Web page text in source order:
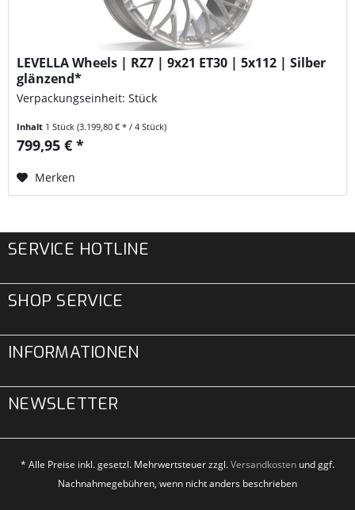
LEVELLA Wheels | RZ7 | 9x21 ET30 | 5x112 | Silber
glänzend*
Verpackungseinheit: Stück
Inhalt 1 Stück(3.199,80 € * / 4 Stück)
799,95 € *
Merken
SERVICE HOTLINE
SHOP SERVICE
INFORMATIONEN
NEWSLETTER
* Alle Preise inkl. gesetzl. Mehrwertsteuer zzgl.Versandkosten und ggf.
Nachnahmegebühren, wenn nicht anders beschrieben